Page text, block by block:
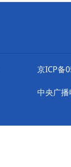
京ICP备
中央广